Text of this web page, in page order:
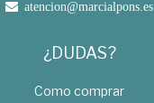
atencion@marcialpons.es
¿DUDAS?
Como comprar